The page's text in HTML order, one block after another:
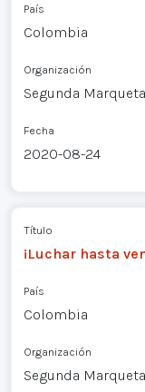
País
Colombia
Organización
Segunda
Fecha
2020-08-24
Título
¡Luchar hasta
País
Colombia
Organización
Segunda